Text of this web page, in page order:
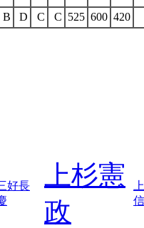
B D C C 525 600 420
好長
上杉憲
政
信